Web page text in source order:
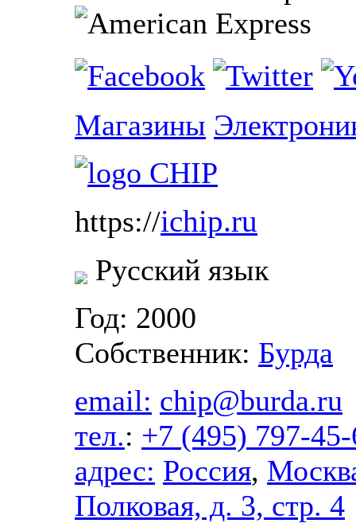
Магазины
https://ichip.ru
Русский язык
Год: 2000
Собственник: Бурда
email: chip@burda.ru
тел.: +7 (495) 797-
адрес: Россия,
Полковая, д. 3, стр. 4